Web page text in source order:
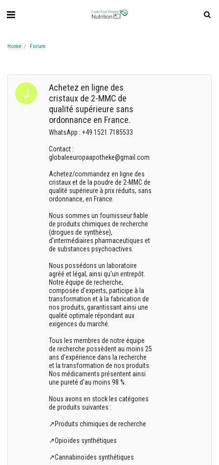
Home Forum
Achetez en ligne des
cristaux de 2-MMC de
qualité supérieure sans
ordonnance en France.
WhatsApp : +49 1521 7185533
Contact :
globaleeuropaapotheke@gmail.com
Achetez/commandez en ligne des
cristaux et de la poudre de 2-MMC de
qualité supérieure à prix réduits, sans
ordonnance, en France.
Nous sommes un fournisseur fiable
de produits chimiques de recherche
(drogues de synthèse),
d'intermédiaires pharmaceutiques et
de substances psychoactives.
Nous possédons un laboratoire
agréé et légal, ainsi qu'un entrepôt.
Notre équipe de recherche,
composée d'experts, participe à la
transformation et à la fabrication de
nos produits, garantissant ainsi une
qualité optimale répondant aux
exigences du marché.
Tous les membres de notre équipe
de recherche possèdent au moins 25
ans d'expérience dans la recherche
et la transformation de nos produits.
Nos médicaments présentent ainsi
une pureté d'au moins 98 %.
Nous avons en stock les catégories
de produits suivantes :
↗️Produits chimiques de recherche
↗️Opioïdes synthétiques
↗️Cannabinoïdes synthétiques